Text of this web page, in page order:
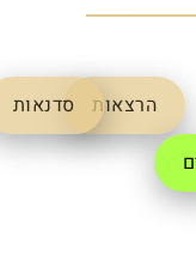
הרצאות
סדנאות